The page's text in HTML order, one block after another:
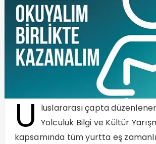
U
luslararası çapta
Yolculuk Bilgi ve Kültür
kapsamında tüm yurtta eş